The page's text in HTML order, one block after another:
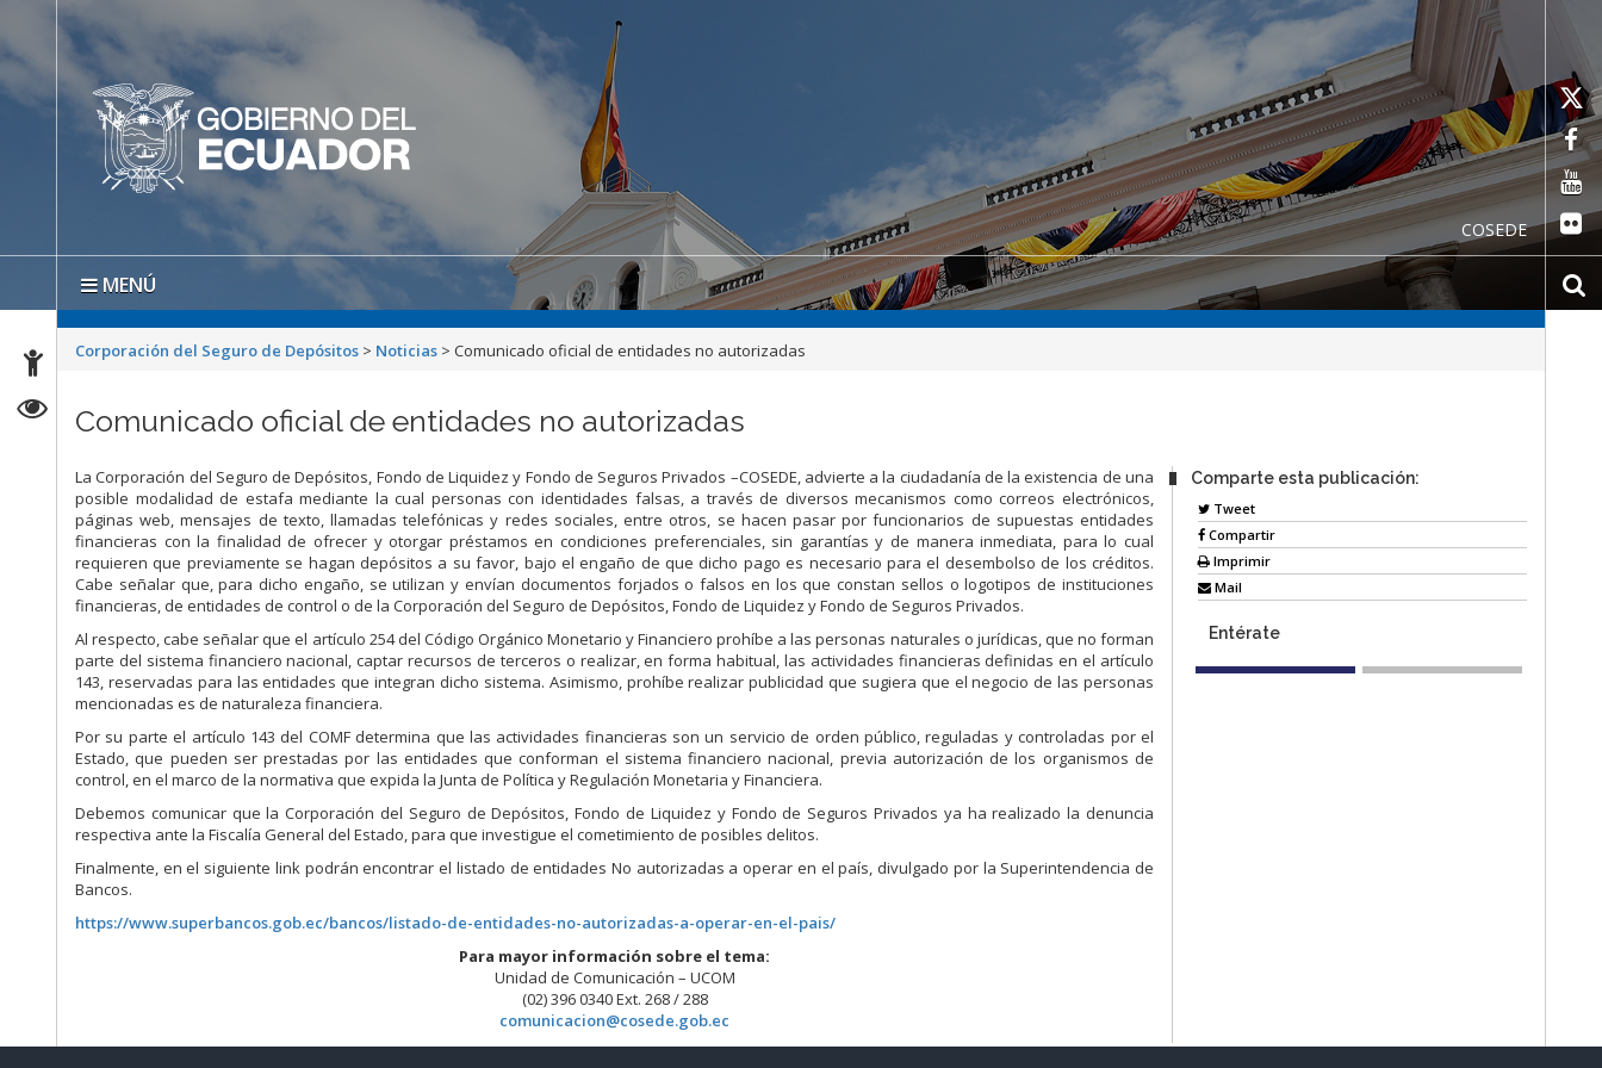
COSEDE
MENÚ
Corporación del Seguro de Depósitos > Noticias >Comunicado oficial de entidades no autorizadas
Comunicado oficial de entidades no autorizadas
La Corporación del Seguro de Depósitos, Fondo de Liquidez y Fondo de Seguros Privados –COSEDE, advierte a la ciudadanía de la existencia de una
posible modalidad de estafa mediante la cual personas con identidades falsas, a través de diversos mecanismos como correos electrónicos,
páginas web, mensajes de texto, llamadas telefónicas y redes sociales, entre otros, se hacen pasar por funcionarios de supuestas entidades
financieras con la finalidad de ofrecer y otorgar préstamos en condiciones preferenciales, sin garantías y de manera inmediata, para lo cual
requieren que previamente se hagan depósitos a su favor, bajo el engaño de que dicho pago es necesario para el desembolso de los créditos.
Cabe señalar que, para dicho engaño, se utilizan y envían documentos forjados o falsos en los que constan sellos o logotipos de instituciones
financieras, de entidades de control o de la Corporación del Seguro de Depósitos, Fondo de Liquidez y Fondo de Seguros Privados.
Al respecto, cabe señalar que el artículo 254 del Código Orgánico Monetario y Financiero prohíbe a las personas naturales o jurídicas, que no forman
parte del sistema financiero nacional, captar recursos de terceros o realizar, en forma habitual, las actividades financieras definidas en el artículo
143, reservadas para las entidades que integran dicho sistema. Asimismo, prohíbe realizar publicidad que sugiera que el negocio de las personas
mencionadas es de naturaleza financiera.
Por su parte el artículo 143 del COMF determina que las actividades financieras son un servicio de orden público, reguladas y controladas por el
Estado, que pueden ser prestadas por las entidades que conforman el sistema financiero nacional, previa autorización de los organismos de
control, en el marco de la normativa que expida la Junta de Política y Regulación Monetaria y Financiera.
Debemos comunicar que la Corporación del Seguro de Depósitos, Fondo de Liquidez y Fondo de Seguros Privados ya ha realizado la denuncia
respectiva ante la Fiscalía General del Estado, para que investigue el cometimiento de posibles delitos.
Finalmente, en el siguiente link podrán encontrar el listado de entidades No autorizadas a operar en el país, divulgado por la Superintendencia de
Bancos.
https://www.superbancos.gob.ec/bancos/listado-de-entidades-no-autorizadas-a-operar-en-el-pais/
Para mayor información sobre el tema:
Unidad de Comunicación – UCOM
(02) 396 0340 Ext. 268 / 288
comunicacion@cosede.gob.ec
Comparte esta publicación:
Tweet
Compartir
Imprimir
Mail
Entérate